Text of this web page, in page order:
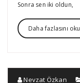
Sonra sen iki oldun,
Daha fazlasını oku
Nevzat Özkan